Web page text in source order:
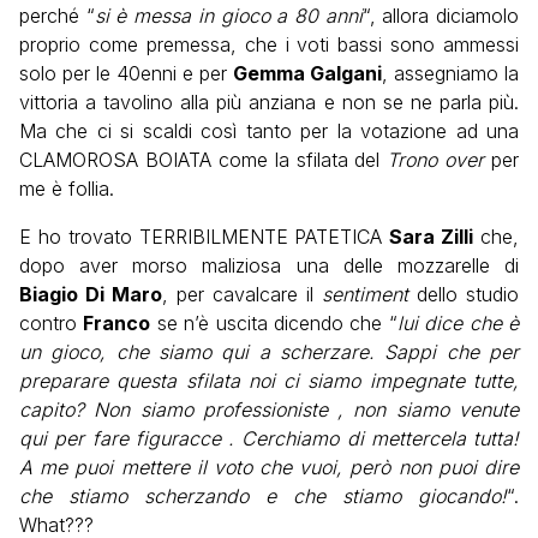
perché “si è messa in gioco a 80 anni“, allora diciamolo
proprio come premessa, che i voti bassi sono ammessi
solo per le 40enni e per Gemma Galgani , assegniamo la
vittoria a tavolino alla più anziana e non se ne parla più.
Ma che ci si scaldi così tanto per la votazione ad una
CLAMOROSA BOIATA come la sfilata del Trono overper
me è follia.
E ho trovato TERRIBILMENTE PATETICASara Zilli che,
dopo aver morso maliziosa una delle mozzarelle di
Biagio Di Maro , per cavalcare il sentimentdello studio
contro Franco se n’è uscita dicendo che “lui dice che è
un gioco, che siamo qui a scherzare. Sappi che per
preparare questa sfilata noi ci siamo impegnate tutte,
capito? Non siamo professioniste , non siamo venute
qui per fare figuracce . Cerchiamo di mettercela tutta!
A me puoi mettere il voto che vuoi, però non puoi dire
che stiamo scherzando e che stiamo giocando!“.
What???